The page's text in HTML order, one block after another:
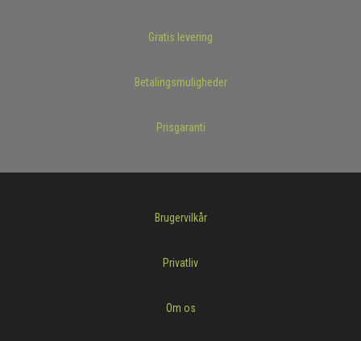
Gratis levering
Betalingsmuligheder
Prisgaranti
Brugervilkår
Privatliv
Om os